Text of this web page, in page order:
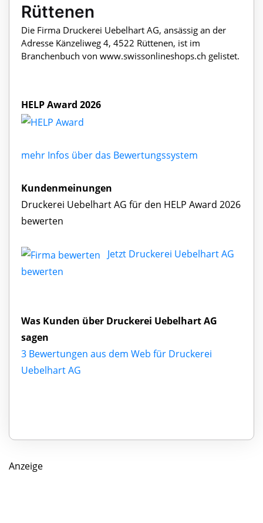
Rüttenen
Die Firma Druckerei Uebelhart AG, ansässig an der
Adresse Känzeliweg 4, 4522 Rüttenen, ist im
Branchenbuch von www.swissonlineshops.ch gelistet.
HELP Award 2026
mehr Infos über das Bewertungssystem
Kundenmeinungen
Druckerei Uebelhart AG für den HELP Award 2026
bewerten
Jetzt Druckerei Uebelhart AG
bewerten
Was Kunden über Druckerei Uebelhart AG
sagen
3 Bewertungen aus dem Web für Druckerei
Uebelhart AG
Anzeige